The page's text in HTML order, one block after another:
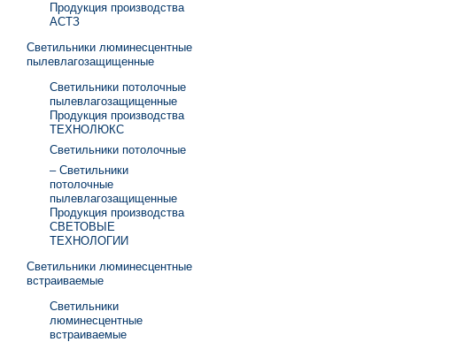
Продукция производства
АСТЗ
Светильники люминесцентные
пылевлагозащищенные
Светильники потолочные
пылевлагозащищенные
Продукция производства
ТЕХНОЛЮКС
Светильники потолочные
– Светильники
потолочные
пылевлагозащищенные
Продукция производства
СВЕТОВЫЕ
ТЕХНОЛОГИИ
Светильники люминесцентные
встраиваемые
Светильники
люминесцентные
встраиваемые